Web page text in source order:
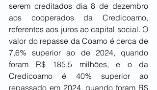
serem creditados dia 8 de dezembro
aos cooperados da Credicoamo,
referentes aos juros ao capital social. O
valor do repasse da Coamo é cerca de
7,6% superior ao de 2024, quando
foram R$ 185,5 milhões, e o da
Credicoamo é 40% superior ao
repassado em 2024, quando foram R$